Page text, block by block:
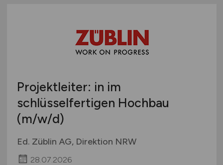
Projektleiter: in im
schlüsselfertigen Hochbau
(m/w/d)
Ed. Züblin AG, Direktion NRW
28.07.2026